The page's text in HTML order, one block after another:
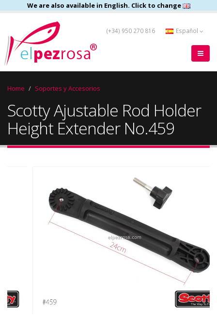
We are also available in English. Click to change
(+34) 950 270 816 Español
Home Soportes y Accesorios
Scotty Ajustable Rod Holder
Height Extender No.459